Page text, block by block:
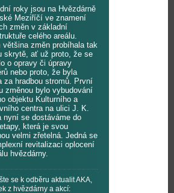
roky jsou na Hvězdárně
Meziříčí ve znamení
změn v základní
celého areálu.
většina změn probíhala tak
skrytě, ať už proto, že se
o opravy či úpravy
nebo proto, že byla
za hradbou stromů. První
změnou bylo vybudování
objektu Kulturního a
centra na ulici J. K.
nyní se dostáváme do
která je svou
velmi zřetelná. Jedná se
revitalizaci oplocení
hvězdárny.
se k odběru aktualit AKA,
z hvězdárny a akcí: